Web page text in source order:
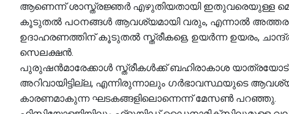
ആണെന്ന് ശാസ്ത്രജ്ഞർ എഴുതിയതായി ഇതുവരെയുള്ള
കൂടുതൽ പഠനങ്ങൾ ആവശ്യമായി വരും, എന്നാൽ അത്തരം
ഉദാഹരണത്തിന് കൂടുതൽ സ്ത്രീകളെ, ഉയർന്ന ഉയരം,
സെലക്ഷൻ.
പുരുഷൻമാരേക്കാൾ സ്ത്രീകൾക്ക് ബഹിരാകാശ
അറിവായിട്ടില്ല, എന്നിരുന്നാലും ഗർഭാവസ്ഥയുടെ
കാരണമാകുന്ന ഘടകങ്ങളിലൊന്നെന്ന് മേസൺ പറഞ്ഞു.